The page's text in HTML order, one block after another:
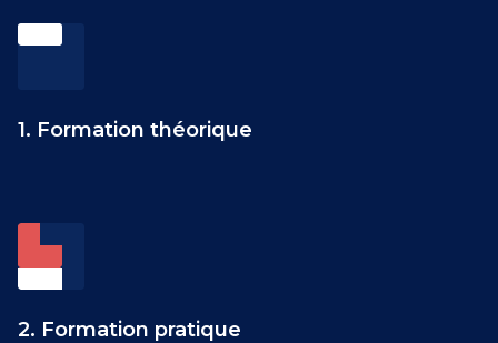
1. Formation théorique
2. Formation pratique